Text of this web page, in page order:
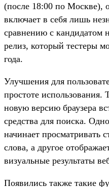
(после 18:00 по Москве),
включает в себя лишь
сравнению с кандидатом
релиз, который тестеры
года.
Улучшения для
простоте использования.
новую версию браузера
средства для поиска.
начинает просматривать
слова, а другое
визуальные результаты
Появились также такие